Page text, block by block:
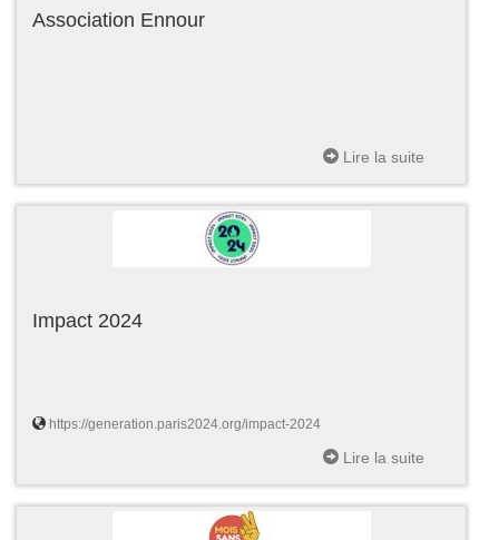
Association Ennour
Lire la suite
Impact 2024
https://generation.paris2024.org/impact-2024
Lire la suite